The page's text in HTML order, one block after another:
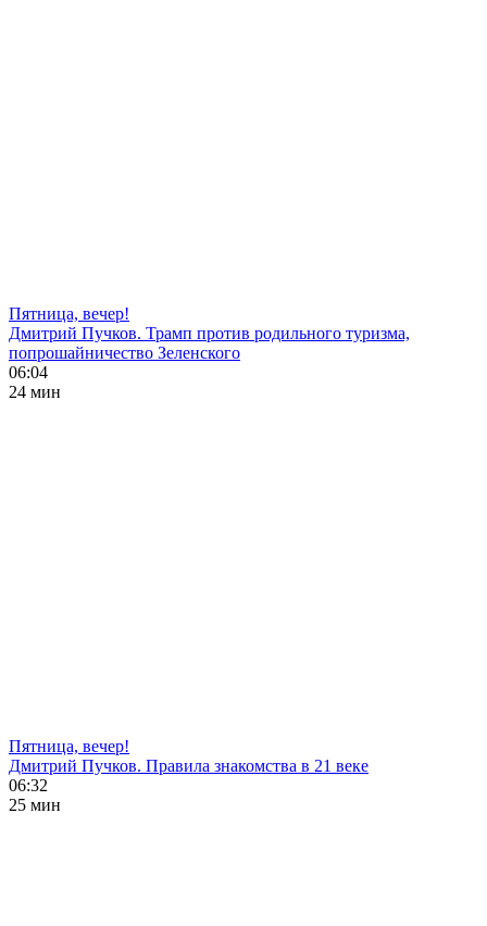
Пятница, вечер!
Дмитрий Пучков. Трамп против родильного туризма,
попрошайничество Зеленского
06:04
24 мин
Пятница, вечер!
Дмитрий Пучков. Правила знакомства в 21 веке
06:32
25 мин